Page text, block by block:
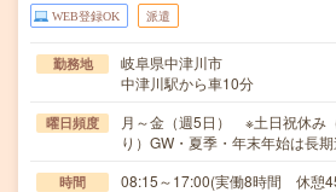
WEB登録OK 派遣
勤務地
岐阜県中津川市
中津川駅から車10分
曜日頻度
月～金（週5日） ※土日祝休み
り）GW・夏季・年末年始は長期
時間 08:15～17:00(実働8時間 休憩